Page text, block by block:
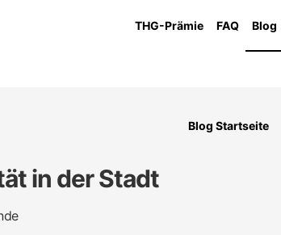
THG-Prämie FAQ Blog
Blog Startseite
in der Stadt